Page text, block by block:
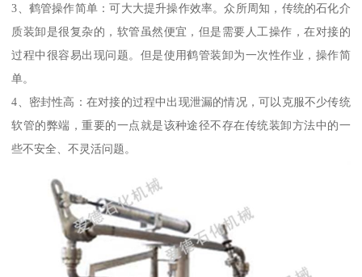
3、鹤管操作简单：可大大提升操作效率。众所周知，传统的石化介
质装卸是很复杂的，软管虽然便宜，但是需要人工操作，在对接的
过程中很容易出现问题。但是使用鹤管装卸为一次性作业，操作简
单。
4、密封性高：在对接的过程中出现泄漏的情况，可以克服不少传统
软管的弊端，重要的一点就是该种途径不存在传统装卸方法中的一
些不安全、不灵活问题。